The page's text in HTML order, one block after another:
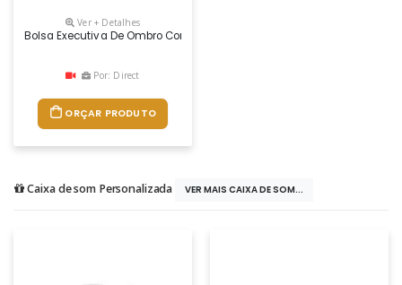
Ver + Detalhes
Bolsa Executiva De Ombro Com 4 Compartimentos
Por: Direct
ORÇAR PRODUTO
Caixa de som Personalizada VER MAIS CAIXA DE SOM...